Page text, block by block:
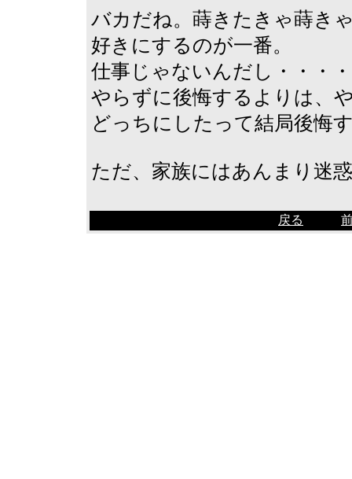
バカだね。蒔きたきゃ蒔き
好きにするのが一番。
仕事じゃないんだし・・・
やらずに後悔するよりは、
どっちにしたって結局後悔
ただ、家族にはあんまり迷
戻る